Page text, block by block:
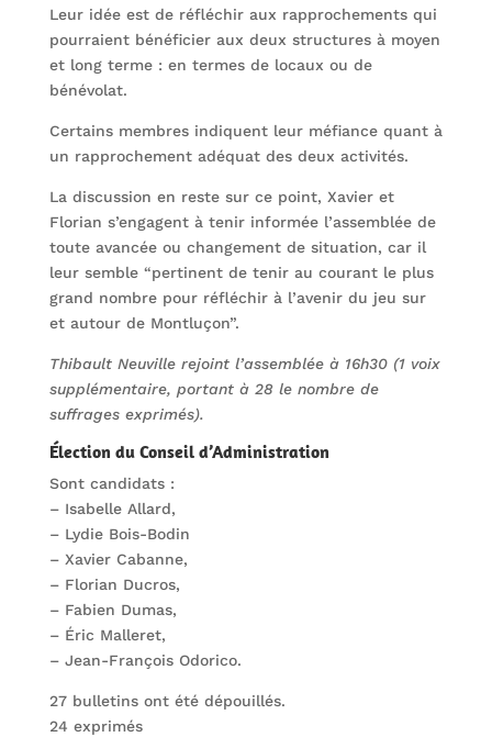
Leur idée est de réfléchir aux rapprochements qui
pourraient bénéficier aux deux structures à moyen
et long terme : en termes de locaux ou de
bénévolat.
Certains membres indiquent leur méfiance quant à
un rapprochement adéquat des deux activités.
La discussion en reste sur ce point, Xavier et
Florian s’engagent à tenir informée l’assemblée de
toute avancée ou changement de situation, car il
leur semble “pertinent de tenir au courant le plus
grand nombre pour réfléchir à l’avenir du jeu sur
et autour de Montluçon”.
Thibault Neuville rejoint l’assemblée à 16h30 (1 voix
supplémentaire, portant à 28 le nombre de
suffrages exprimés).
Élection du Conseil d’Administration
Sont candidats :
– Isabelle Allard,
– Lydie Bois-Bodin
– Xavier Cabanne,
– Florian Ducros,
– Fabien Dumas,
– Éric Malleret,
– Jean-François Odorico.
27 bulletins ont été dépouillés.
24 exprimés